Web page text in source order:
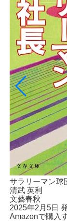
サラリーマン球
清武 英利
文藝春秋
2025年2月5日
Amazonで購入